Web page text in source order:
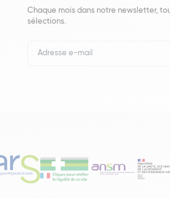
Chaque mois dans notre newsletter,
sélections.
Newsletter